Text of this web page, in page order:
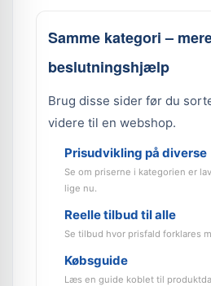
Samme kategori –
beslutningshjælp
Brug disse sider før du
videre til en webshop.
Prisudvikling på diverse
Se om priserne i kategorien er
lige nu.
Reelle tilbud til alle
Se tilbud hvor prisfald forklares
Købsguide
Læs en guide koblet til